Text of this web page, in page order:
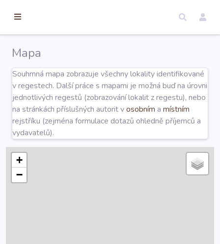
Úvod
Edice
Regesty
Hledat
Mapa
Souhrnná mapa zobrazuje všechny lokality identifikované
v regestech. Další práce s mapami je možná buď na úrovni
jednotlivých regestů (zobrazování lokalit z regestu), nebo
na stránkách příslušných autorit vosobním a místním
rejstříku (zejména formulace dotazů ohledně příjemců a
vydavatelů).
+
−